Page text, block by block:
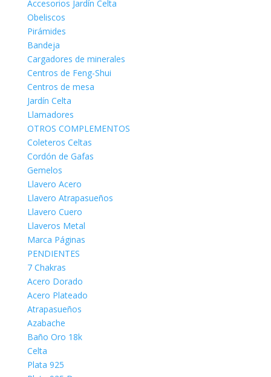
Accesorios Jardín Celta
Obeliscos
Pirámides
Bandeja
Cargadores de minerales
Centros de Feng-Shui
Centros de mesa
Jardín Celta
Llamadores
OTROS COMPLEMENTOS
Coleteros Celtas
Cordón de Gafas
Gemelos
Llavero Acero
Llavero Atrapasueños
Llavero Cuero
Llaveros Metal
Marca Páginas
PENDIENTES
7 Chakras
Acero Dorado
Acero Plateado
Atrapasueños
Azabache
Baño Oro 18k
Celta
Plata 925